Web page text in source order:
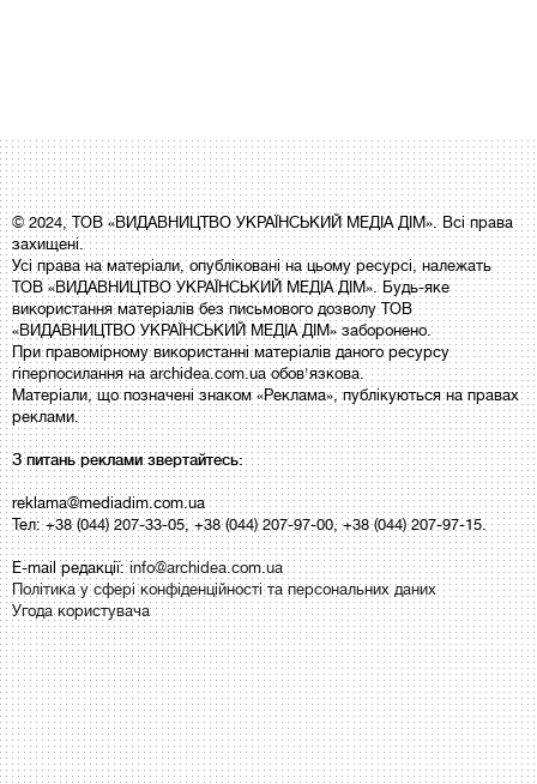
© 2024, ТОВ «ВИДАВНИЦТВО УКРАЇНСЬКИЙ МЕДІА ДІМ». Всі права
захищені.
Усі права на матеріали, опубліковані на цьому ресурсі, належать
ТОВ «ВИДАВНИЦТВО УКРАЇНСЬКИЙ МЕДІА ДІМ». Будь-яке
використання матеріалів без письмового дозволу ТОВ
«ВИДАВНИЦТВО УКРАЇНСЬКИЙ МЕДІА ДІМ» заборонено.
При правомірному використанні матеріалів даного ресурсу
гіперпосилання на archidea.com.ua обов'язкова.
Матеріали, що позначені знаком «Реклама», публікуються на правах
реклами.
З питань реклами звертайтесь:
reklama@mediadim.com.ua
Тел: +38 (044) 207-33-05, +38 (044) 207-97-00, +38 (044) 207-97-15.
E-mail редакції:info@archidea.com.ua
Політика у сфері конфіденційності та персональних даних
Угода користувача